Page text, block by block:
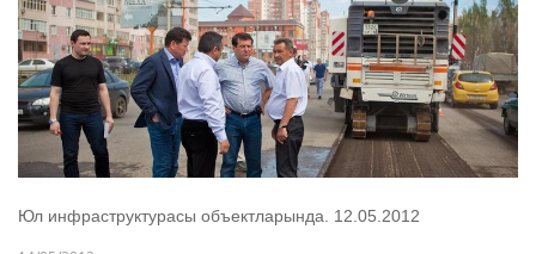
Юл инфраструктурасы объектларында. 12.05.2012